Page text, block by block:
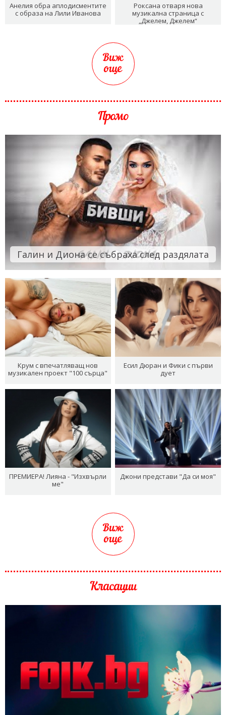
Анелия обра аплодисментите
с образа на Лили Иванова
Роксана отваря нова
музикална страница с
„Джелем, Джелем“
Виж
още
Промо
Галин и Диона се събраха след раздялата
Крум с впечатляващ нов
музикален проект "100 сърца"
Есил Дюран и Фики с първи
дует
ПРЕМИЕРА! Лияна - "Изхвърли
ме"
Джони представи "Да си моя"
Виж
още
Класации